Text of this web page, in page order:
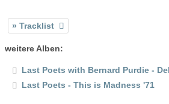
Tracklist
weitere Alben:
Last Poets with Bernard Purdie -
Last Poets - This is Madness '71